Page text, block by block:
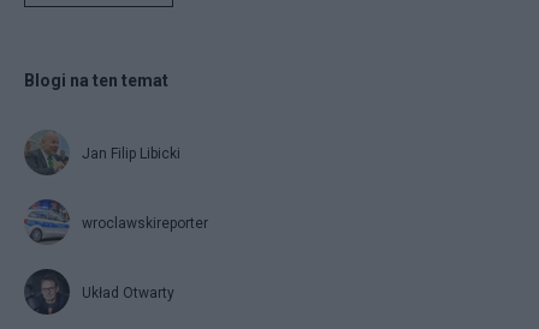
Blogi na ten temat
Jan Filip Libicki
wroclawskireporter
Układ Otwarty